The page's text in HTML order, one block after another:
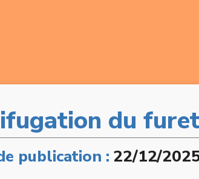
du
publication : 22/12/